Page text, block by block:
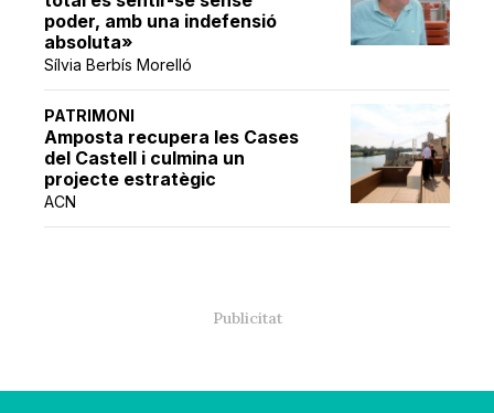
poder, amb una indefensió
absoluta»
Sílvia Berbís Morelló
PATRIMONI
Amposta recupera les Cases
del Castell i culmina un
projecte estratègic
ACN